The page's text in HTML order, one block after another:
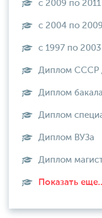
с 2009 по 2011
с 2004 по
с 1997 по
Диплом СССР
Диплом
Диплом
Диплом ВУЗа
Диплом
Показать